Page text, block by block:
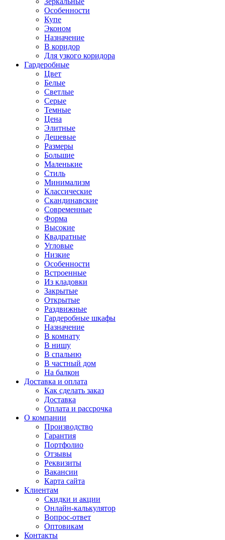
Особенности
Купе
Эконом
Назначение
В коридор
Для узкого коридора
Гардеробные
Цвет
Белые
Светлые
Серые
Темные
Цена
Элитные
Дешевые
Размеры
Большие
Маленькие
Стиль
Минимализм
Классические
Скандинавские
Современные
Форма
Высокие
Квадратные
Угловые
Низкие
Особенности
Встроенные
Из кладовки
Закрытые
Открытые
Раздвижные
Гардеробные шкафы
Назначение
В комнату
В нишу
В спальню
В частный дом
На балкон
Доставка и оплата
Как сделать заказ
Доставка
Оплата и рассрочка
О компании
Производство
Гарантия
Портфолио
Отзывы
Реквизиты
Вакансии
Карта сайта
Клиентам
Скидки и акции
Онлайн-калькулятор
Вопрос-ответ
Оптовикам
Контакты